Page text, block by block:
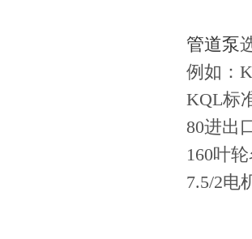
管道泵
例如：
KQL标
80进出
160叶
7.5/2电